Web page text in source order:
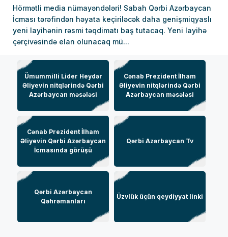
Hörmətli media nümayəndələri! Sabah Qərbi Azərbaycan
İcması tərəfindən həyata keçiriləcək daha genişmiqyaslı
yeni layihənin rəsmi təqdimatı baş tutacaq. Yeni layihə
çərçivəsində elan olunacaq mü...
Ümummilli Lider Heydər
Əliyevin nitqlərində Qərbi
Azərbaycan məsələsi
Cənab Prezident İlham
Əliyevin nitqlərində Qərbi
Azərbaycan məsələsi
Cənab Prezident İlham
Əliyevin Qərbi Azərbaycan
İcmasında görüşü
Qərbi Azərbaycan Tv
Qərbi Azərbaycan
Qəhrəmanları
Üzvlük üçün qeydiyyat linki